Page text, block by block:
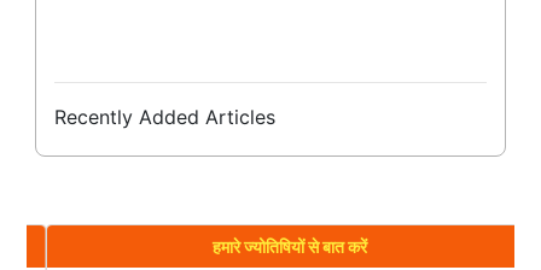
Recently Added Articles
हमारे ज्योतिषियों से बात करें